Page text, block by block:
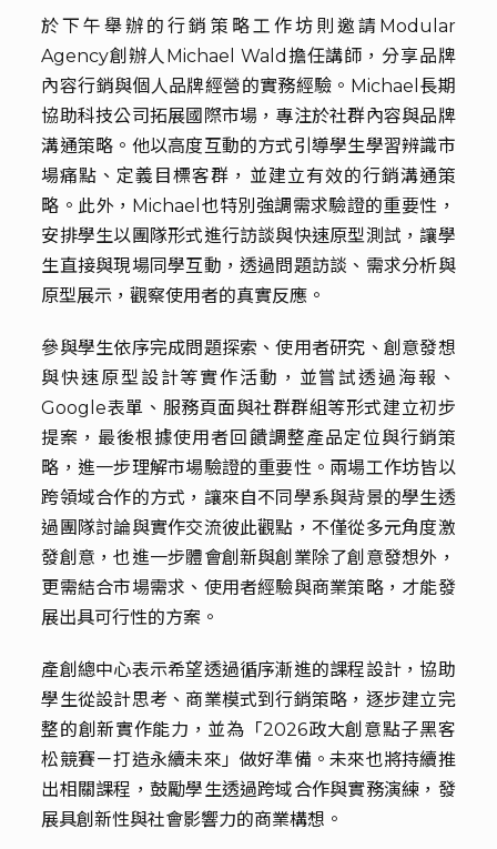
於下午舉辦的行銷策略工作坊則邀請Modular
Agency創辦人Michael Wald擔任講師，分享品牌
內容行銷與個人品牌經營的實務經驗。Michael長期
協助科技公司拓展國際市場，專注於社群內容與品牌
溝通策略。他以高度互動的方式引導學生學習辨識市
場痛點、定義目標客群，並建立有效的行銷溝通策
略。此外，Michael也特別強調需求驗證的重要性，
安排學生以團隊形式進行訪談與快速原型測試，讓學
生直接與現場同學互動，透過問題訪談、需求分析與
原型展示，觀察使用者的真實反應。
參與學生依序完成問題探索、使用者研究、創意發想
與快速原型設計等實作活動，並嘗試透過海報、
Google表單、服務頁面與社群群組等形式建立初步
提案，最後根據使用者回饋調整產品定位與行銷策
略，進一步理解市場驗證的重要性。兩場工作坊皆以
跨領域合作的方式，讓來自不同學系與背景的學生透
過團隊討論與實作交流彼此觀點，不僅從多元角度激
發創意，也進一步體會創新與創業除了創意發想外，
更需結合市場需求、使用者經驗與商業策略，才能發
展出具可行性的方案。
產創總中心表示希望透過循序漸進的課程設計，協助
學生從設計思考、商業模式到行銷策略，逐步建立完
整的創新實作能力，並為「2026政大創意點子黑客
松競賽－打造永續未來」做好準備。未來也將持續推
出相關課程，鼓勵學生透過跨域合作與實務演練，發
展具創新性與社會影響力的商業構想。